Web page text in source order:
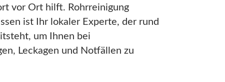
vor Ort hilft. Rohrreinigung
ist Ihr lokaler Experte, der rund
um Ihnen bei
Leckagen und Notfällen zu